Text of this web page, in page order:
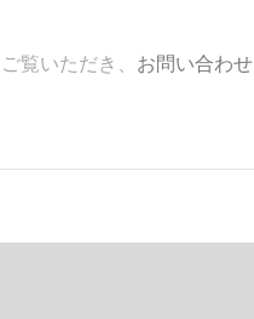
覧いただき、 お問い合わせ